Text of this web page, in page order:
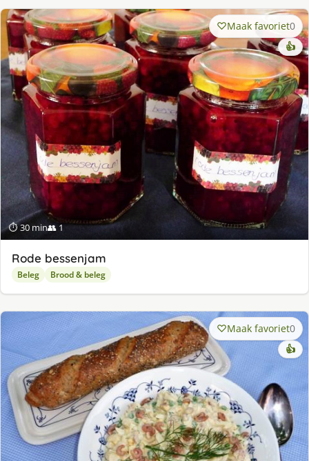
⏱ 30 min👥 1
Maak favoriet0
👍
Rode bessenjam
Beleg Brood & beleg
Maak favoriet0
👍